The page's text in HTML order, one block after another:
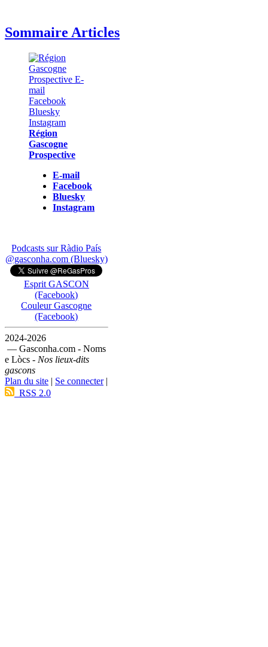
Sommaire Articles
Région
Gascogne
Prospective
E-mail
Facebook
Bluesky
Instagram
Podcasts sur Ràdio País
@gasconha.com (Bluesky)
Esprit GASCON
(Facebook)
Couleur Gascogne
(Facebook)
2024-2026
— Gasconha.com - Noms
e Lòcs - Nos lieux-dits
gascons
Plan du site | Se connecter|
RSS 2.0